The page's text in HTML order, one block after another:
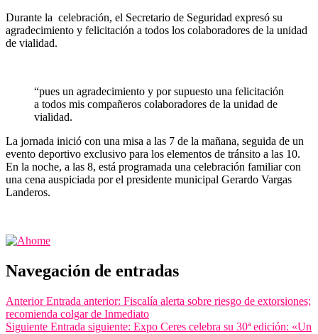
Durante la celebración, el Secretario de Seguridad expresó su
agradecimiento y felicitación a todos los colaboradores de la unidad
de vialidad.
“pues un agradecimiento y por supuesto una felicitación
a todos mis compañeros colaboradores de la unidad de
vialidad.
La jornada inició con una misa a las 7 de la mañana, seguida de un
evento deportivo exclusivo para los elementos de tránsito a las 10.
En la noche, a las 8, está programada una celebración familiar con
una cena auspiciada por el presidente municipal Gerardo Vargas
Landeros.
Navegación de entradas
Anterior Entrada anterior: Fiscalía alerta sobre riesgo de extorsiones;
recomienda colgar de Inmediato
Siguiente Entrada siguiente: Expo Ceres celebra su 30ª edición: «Un